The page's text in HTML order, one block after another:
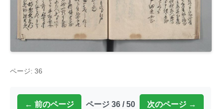
ページ: 36
← 前のページ ページ 36 / 50 次のページ →